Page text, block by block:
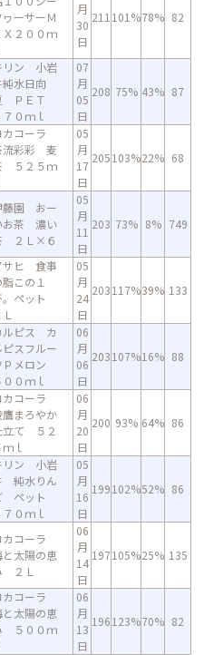
ヮーサーＭ
Ｘ２００ｍ
月
30
日
211 101%78% 82
リン 小岩
純水日向
ＰＥＴ
７０ｍｌ
07
月
05
日
208 75% 43% 87
カコーラ
流彩彩 麦
５２５ｍ
05
月
17
日
205103%22% 68
藤園 おー
お茶 濃い
２Ｌ×６
05
月
11
日
203 73% 8% 749
サヒ 食事
脂この１
。ペット
05
月
24
日
203117%39% 133
ルピス カ
ピスフルー
Ｐメロン
００ｍｌ
06
月
06
日
203107%16% 88
カコーラ
鷹まろやか
立て ５２
ｍｌ
06
月
20
日
200 93% 64% 86
リン 小岩
純水りん
ペット
７０ｍｌ
05
月
16
日
199102%52% 86
カコーラ
と太陽の恵
２Ｌ
06
月
14
日
197105%25% 135
カコーラ
と太陽の恵
５００ｍ
06
月
13
日
196123%70% 82